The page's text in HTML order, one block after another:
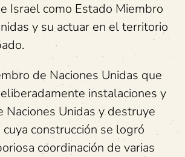
Israel como Estado Miembro
y su actuar en el territorio
de Naciones Unidas que
instalaciones y
Naciones Unidas y destruye
construcción se logró
coordinación de varias